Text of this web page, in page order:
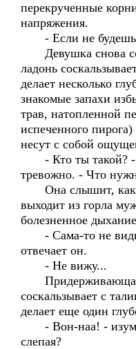
перекрученные
напряжения.
- Если не будешь
Девушка снова
ладонь
делает несколько
знакомые запахи
трав, натопленной
испеченного
несут с собой
- Кто ты такой? -
тревожно. - Что
Она слышит, как
выходит из горла
болезненное
- Сама-то не
отвечает он.
- Не вижу...
Придерживающая
соскальзывает с
делает еще один
- Вон-наа! -
слепая?